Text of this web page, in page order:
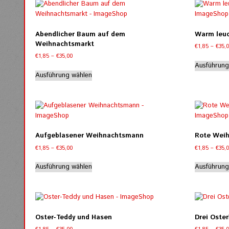
auf.
Die
können
auf
Produktseite
gewählt
Abendlicher Baum auf dem
Weihnachtsmarkt
€1,85 – €35,00Preisspanne:
bis
€35,00
Ausführung wählen
Dieses
Produkt
Varianten
Optionen
auf
der
werden
Warm
€1,85 – €
Aufgeblasener Weihnachtsmann
€1,85 – €35,00Preisspanne:
bis
€35,00
Ausführung wählen
Dieses
Produkt
Varianten
Die
Rote
€1,85 – €
Oster-Teddy und Hasen Drei